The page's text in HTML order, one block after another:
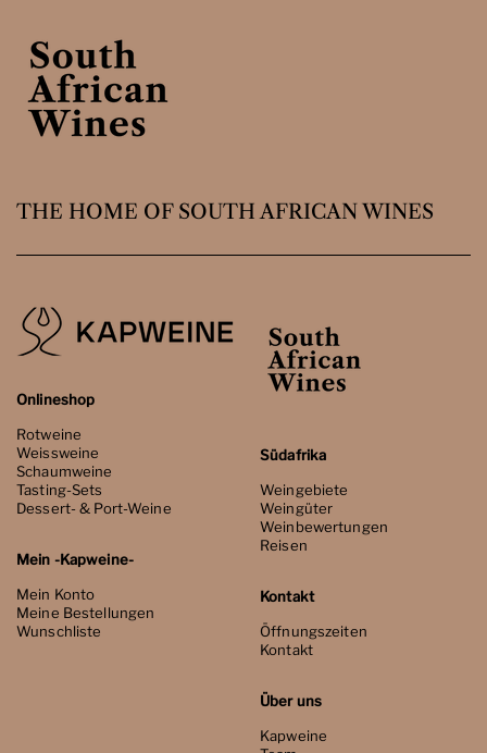
THE HOME OF SOUTH AFRICAN WINES
Onlineshop
Rotweine
Weissweine
Schaumweine
Tasting-Sets
Dessert- & Port-Weine
Mein -Kapweine-
Mein Konto
Meine Bestellungen
Wunschliste
Südafrika
Weingebiete
Weingüter
Weinbewertungen
Reisen
Kontakt
Öffnungszeiten
Kontakt
Über uns
Kapweine